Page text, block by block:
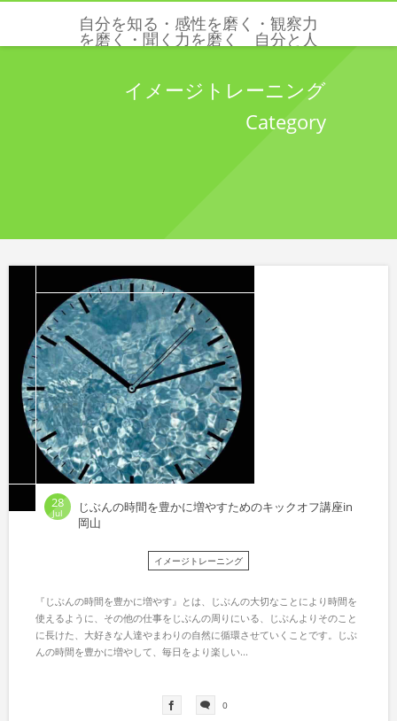
自分を知る・感性を磨く・観察力
を磨く・聞く力を磨く 自分と人
イメージトレーニング
Category
28
Jul
じぶんの時間を豊かに増やすためのキックオフ講座in
岡山
イメージトレーニング
『じぶんの時間を豊かに増やす』とは、じぶんの大切なことにより時間を
使えるように、その他の仕事をじぶんの周りにいる、じぶんよりそのこと
に長けた、大好きな人達やまわりの自然に循環させていくことです。じぶ
んの時間を豊かに増やして、毎日をより楽しい...
0